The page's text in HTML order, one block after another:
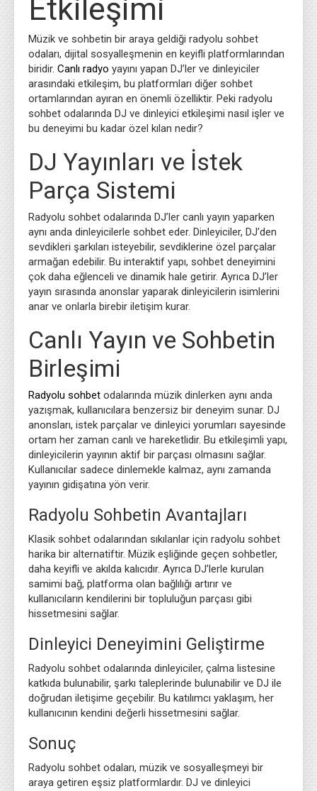
Etkileşimi
Müzik ve sohbetin bir araya geldiği radyolu sohbet
odaları, dijital sosyalleşmenin en keyifli platformlarından
biridir. Canlı radyo yayını yapan DJ’ler ve dinleyiciler
arasındaki etkileşim, bu platformları diğer sohbet
ortamlarından ayıran en önemli özelliktir. Peki radyolu
sohbet odalarında DJ ve dinleyici etkileşimi nasıl işler ve
bu deneyimi bu kadar özel kılan nedir?
DJ Yayınları ve İstek
Parça Sistemi
Radyolu sohbet odalarında DJ’ler canlı yayın yaparken
aynı anda dinleyicilerle sohbet eder. Dinleyiciler, DJ’den
sevdikleri şarkıları isteyebilir, sevdiklerine özel parçalar
armağan edebilir. Bu interaktif yapı, sohbet deneyimini
çok daha eğlenceli ve dinamik hale getirir. Ayrıca DJ’ler
yayın sırasında anonslar yaparak dinleyicilerin isimlerini
anar ve onlarla birebir iletişim kurar.
Canlı Yayın ve Sohbetin
Birleşimi
Radyolu sohbet odalarında müzik dinlerken aynı anda
yazışmak, kullanıcılara benzersiz bir deneyim sunar. DJ
anonsları, istek parçalar ve dinleyici yorumları sayesinde
ortam her zaman canlı ve hareketlidir. Bu etkileşimli yapı,
dinleyicilerin yayının aktif bir parçası olmasını sağlar.
Kullanıcılar sadece dinlemekle kalmaz, aynı zamanda
yayının gidişatına yön verir.
Radyolu Sohbetin Avantajları
Klasik sohbet odalarından sıkılanlar için radyolu sohbet
harika bir alternatiftir. Müzik eşliğinde geçen sohbetler,
daha keyifli ve akılda kalıcıdır. Ayrıca DJ’lerle kurulan
samimi bağ, platforma olan bağlılığı artırır ve
kullanıcıların kendilerini bir topluluğun parçası gibi
hissetmesini sağlar.
Dinleyici Deneyimini Geliştirme
Radyolu sohbet odalarında dinleyiciler, çalma listesine
katkıda bulunabilir, şarkı taleplerinde bulunabilir ve DJ ile
doğrudan iletişime geçebilir. Bu katılımcı yaklaşım, her
kullanıcının kendini değerli hissetmesini sağlar.
Sonuç
Radyolu sohbet odaları, müzik ve sosyalleşmeyi bir
araya getiren eşsiz platformlardır. DJ ve dinleyici